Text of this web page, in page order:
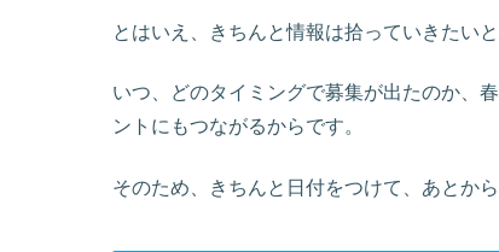
とはいえ、きちんと情報は拾っていきたいと
いつ、どのタイミングで募集が出たのか、
ントにもつながるからです。
そのため、きちんと日付をつけて、あとか